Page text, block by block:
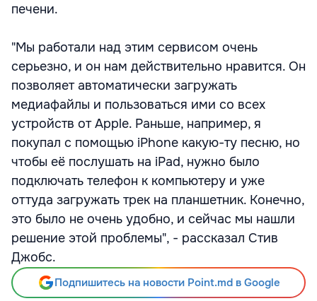
печени.
"Мы работали над этим сервисом очень
серьезно, и он нам действительно нравится. Он
позволяет автоматически загружать
медиафайлы и пользоваться ими со всех
устройств от Apple. Раньше, например, я
покупал с помощью iPhone какую-ту песню, но
чтобы её послушать на iPad, нужно было
подключать телефон к компьютеру и уже
оттуда загружать трек на планшетник. Конечно,
это было не очень удобно, и сейчас мы нашли
решение этой проблемы", - рассказал Стив
Джобс.
Подпишитесь на новости Point.md в Google